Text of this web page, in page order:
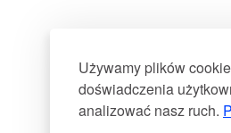
Używamy plików
doświadczenia
analizować nasz ruch.